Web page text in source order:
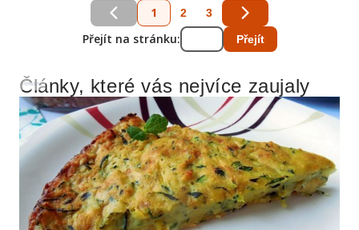
1 2 3
Přejít na stránku: Přejít
Reklama
Články, které vás nejvíce zaujaly